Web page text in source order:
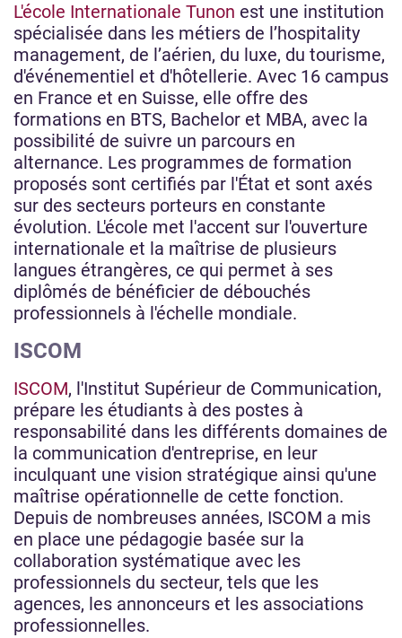
L'école Internationale Tunon est une institution
spécialisée dans les métiers de l’hospitality
management, de l’aérien, du luxe, du tourisme,
d'événementiel et d'hôtellerie. Avec 16 campus
en France et en Suisse, elle offre des
formations en BTS, Bachelor et MBA, avec la
possibilité de suivre un parcours en
alternance. Les programmes de formation
proposés sont certifiés par l'État et sont axés
sur des secteurs porteurs en constante
évolution. L'école met l'accent sur l'ouverture
internationale et la maîtrise de plusieurs
langues étrangères, ce qui permet à ses
diplômés de bénéficier de débouchés
professionnels à l'échelle mondiale.
ISCOM
ISCOM, l'Institut Supérieur de Communication,
prépare les étudiants à des postes à
responsabilité dans les différents domaines de
la communication d'entreprise, en leur
inculquant une vision stratégique ainsi qu'une
maîtrise opérationnelle de cette fonction.
Depuis de nombreuses années, ISCOM a mis
en place une pédagogie basée sur la
collaboration systématique avec les
professionnels du secteur, tels que les
agences, les annonceurs et les associations
professionnelles.